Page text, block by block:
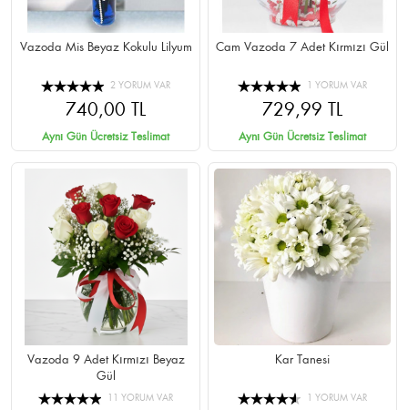
Vazoda Mis Beyaz Kokulu Lilyum
2 YORUM VAR
740,00 TL
Aynı Gün Ücretsiz Teslimat
Cam Vazoda 7 Adet Kırmızı Gül
1 YORUM VAR
729,99 TL
Aynı Gün Ücretsiz Teslimat
Vazoda 9 Adet Kırmızı Beyaz
Gül
11 YORUM VAR
Kar Tanesi
1 YORUM VAR